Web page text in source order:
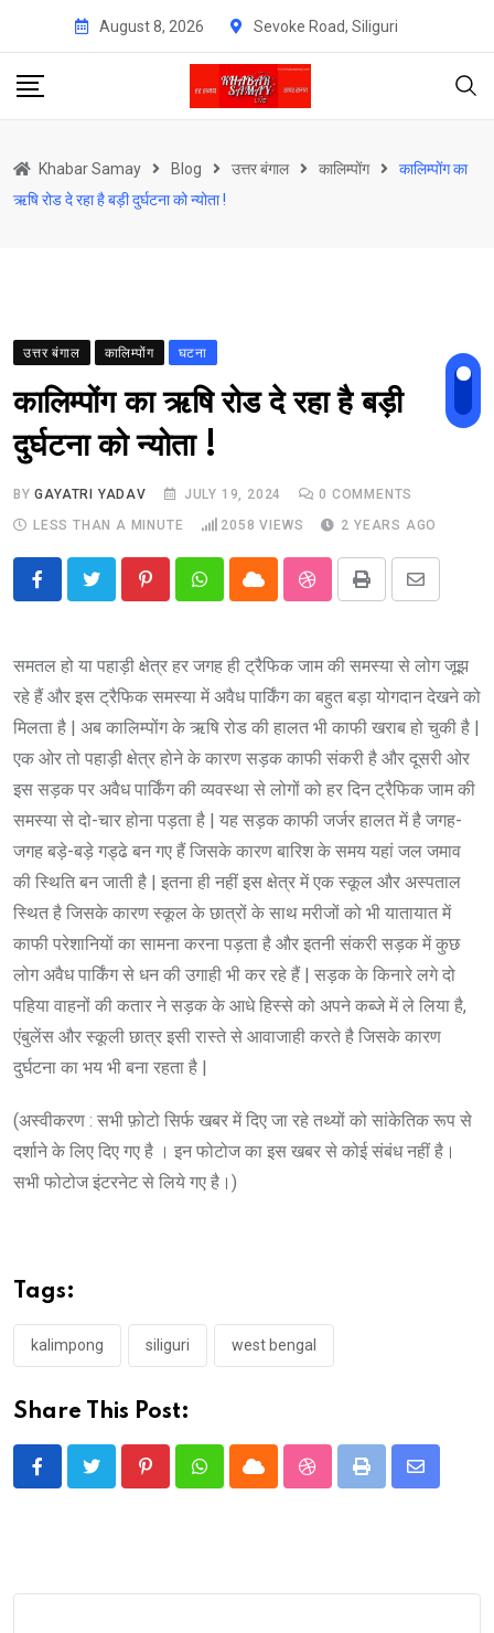
content
August 8, 2026 Sevoke Road, Siliguri
Khabar Samay Blog उत्तर बंगाल कालिम्पोंग
कालिम्पोंग का
ऋषि रोड दे रहा है बड़ी दुर्घटना को न्योता !
उत्तर बंगाल कालिम्पोंग घटना
कालिम्पोंग का ऋषि रोड दे रहा है बड़ी
दुर्घटना को न्योता !
BYGAYATRI YADAV JULY 19, 2024 0 COMMENTS
LESS THAN A MINUTE
2058 VIEWS 2 YEARS AGO
PinterestWhatsappCloud StumbleUpon
Print
Share
Email
समतल हो या पहाड़ी क्षेत्र हर जगह ही ट्रैफिक जाम की समस्या से लोग जूझ
रहे हैं और इस ट्रैफिक समस्या में अवैध पार्किंग का बहुत बड़ा योगदान देखने को
मिलता है | अब कालिम्पोंग के ऋषि रोड की हालत भी काफी खराब हो चुकी है |
एक ओर तो पहाड़ी क्षेत्र होने के कारण सड़क काफी संकरी है और दूसरी ओर
इस सड़क पर अवैध पार्किंग की व्यवस्था से लोगों को हर दिन ट्रैफिक जाम की
समस्या से दो-चार होना पड़ता है | यह सड़क काफी जर्जर हालत में है जगह-
जगह बड़े-बड़े गड्ढे बन गए हैं जिसके कारण बारिश के समय यहां जल जमाव
की स्थिति बन जाती है | इतना ही नहीं इस क्षेत्र में एक स्कूल और अस्पताल
स्थित है जिसके कारण स्कूल के छात्रों के साथ मरीजों को भी यातायात में
काफी परेशानियों का सामना करना पड़ता है और इतनी संकरी सड़क में कुछ
लोग अवैध पार्किंग से धन की उगाही भी कर रहे हैं | सड़क के किनारे लगे दो
पहिया वाहनों की कतार ने सड़क के आधे हिस्से को अपने कब्जे में ले लिया है,
एंबुलेंस और स्कूली छात्र इसी रास्ते से आवाजाही करते है जिसके कारण
दुर्घटना का भय भी बना रहता है |
(अस्वीकरण : सभी फ़ोटो सिर्फ खबर में दिए जा रहे तथ्यों को सांकेतिक रूप से
दर्शाने के लिए दिए गए है । इन फोटोज का इस खबर से कोई संबंध नहीं है।
सभी फोटोज इंटरनेट से लिये गए है।)
Tags:
kalimpong siliguri west bengal
Share This Post:
PinterestWhatsappCloud StumbleUpon
Print
Share